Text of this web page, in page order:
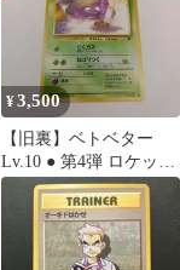
¥3,500
【旧裏】ベトベター
Lv.10 ● 第4弾 ロケット
団